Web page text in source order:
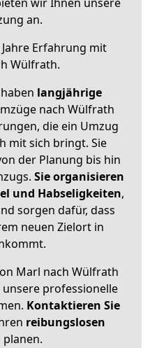
an.
Erfahrung mit
Wülfrath.
langjährige
nach Wülfrath
die ein Umzug
mit sich bringt. Sie
der Planung bis hin
Sie organisieren
und Habseligkeiten,
sorgen dafür, dass
neuen Zielort in
Marl nach Wülfrath
professionelle
Kontaktieren Sie
reibungslosen
planen.